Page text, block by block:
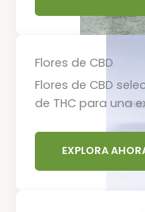
Flores de CBD
Flores de CBD
de THC para una
EXPLORA